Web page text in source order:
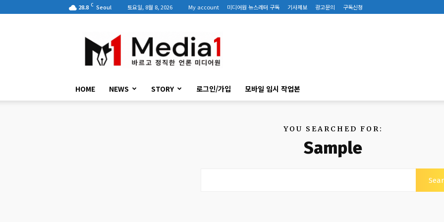
28.8 C Seoul 토요일, 8월 8, 2026 My account 미디어원 뉴스레터 구독 기사제보 광고문의 구독신청
디
어
원
HOME NEWS STORY 로그인/가입 모바일 임시 작업본
YOU SEARCHED FOR:
Sample